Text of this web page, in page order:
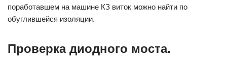
поработавшем на машине КЗ виток можно найти по
обуглившейся изоляции.
Проверка диодного моста.